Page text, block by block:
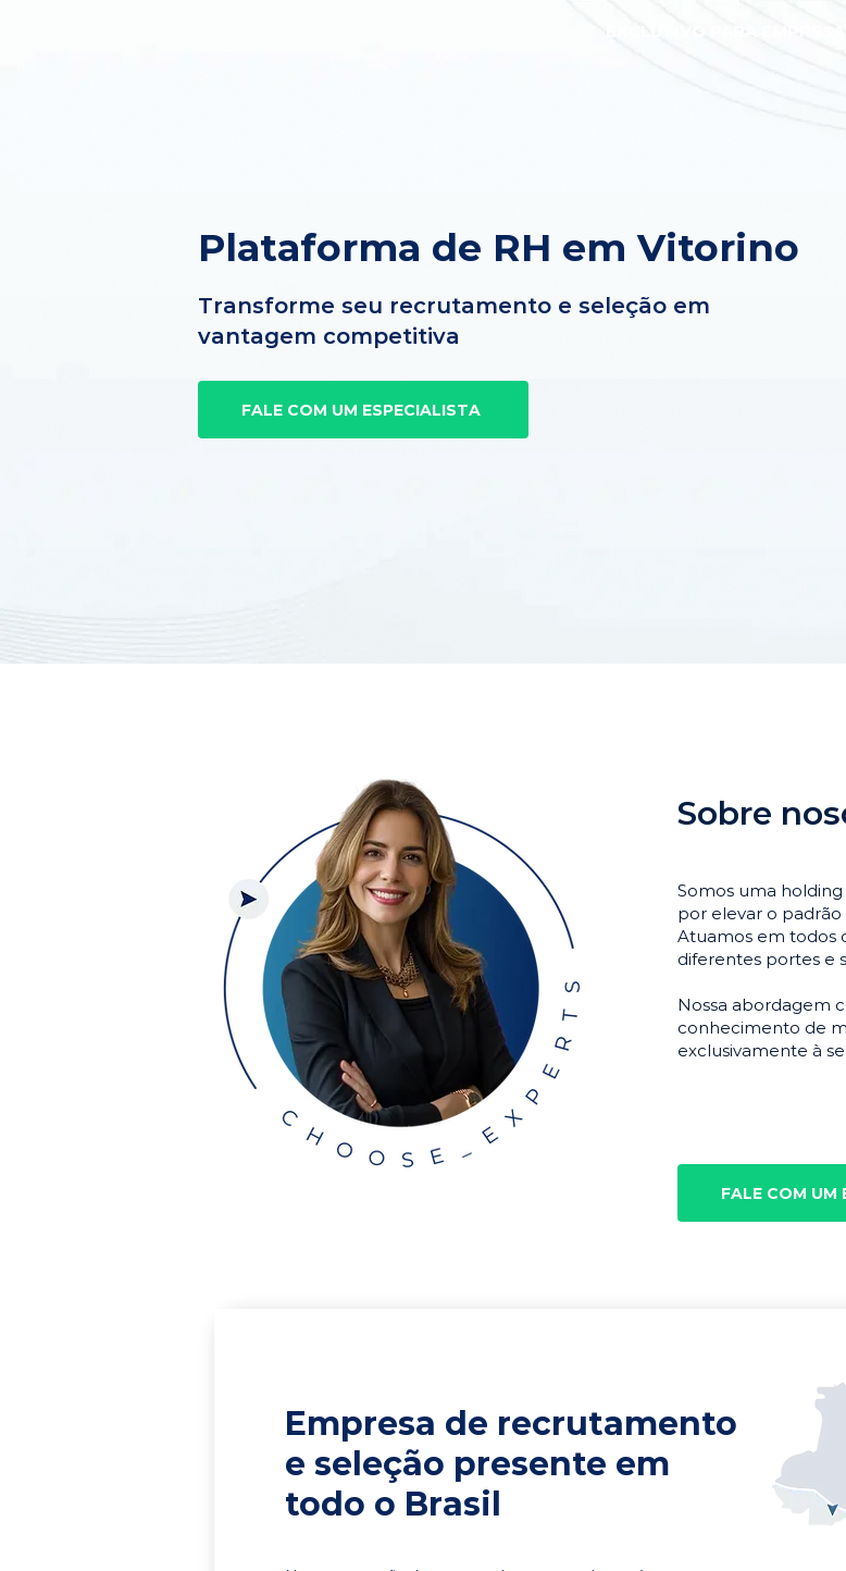
Plataforma de RH em Vitorino
Transforme seu recrutamento e seleção em
vantagem competitiva
FALE COM UM ESPECIALISTA
Sobre
Somos uma
por elevar o
Atuamos em todos
diferentes portes e
Nossa abordagem
conhecimento de
exclusivamente à
FALE COM UM
Empresa de recrutamento
e seleção presente em
todo o Brasil